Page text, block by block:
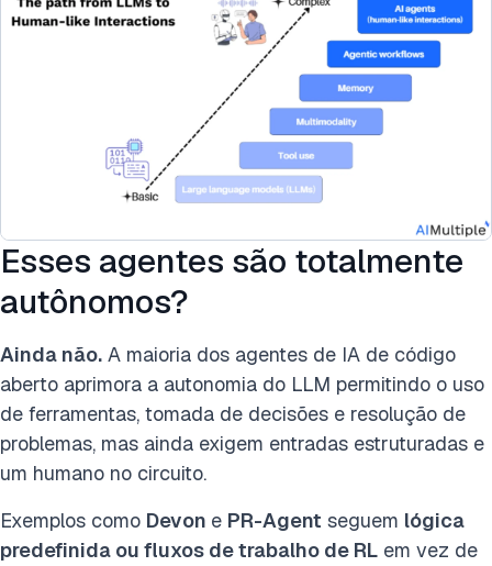
Esses agentes são totalmente
autônomos?
Ainda não. A maioria dos agentes de IA de código
aberto aprimora a autonomia do LLM permitindo o uso
de ferramentas, tomada de decisões e resolução de
problemas, mas ainda exigem entradas estruturadas e
um humano no circuito.
Exemplos como Devon e PR-Agent seguem lógica
predefinida ou fluxos de trabalho de RL em vez de